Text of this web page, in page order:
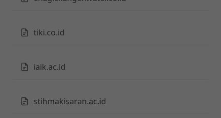
tiki.co.id
iaik.ac.id
stihmakisaran.ac.id